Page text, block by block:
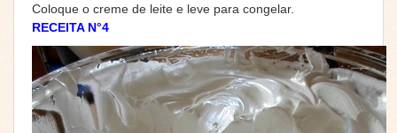
Coloque o creme de leite e leve para congelar.
RECEITA N°4